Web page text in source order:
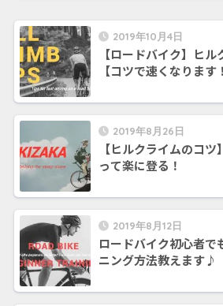
2019年10月4日
【ロードバイク】ヒ
【コツで速くなります
2019年8月26日
【ヒルクライムのコ
って楽に登る！
2019年8月12日
ロードバイク初心者で
ニング方法教えます♪